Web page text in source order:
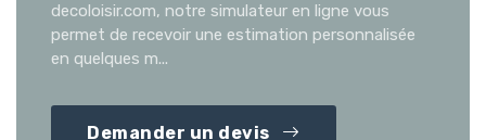
decoloisir.com, notre simulateur en ligne vous
permet de recevoir une estimation personnalisée
en quelques m...
Demander un devis